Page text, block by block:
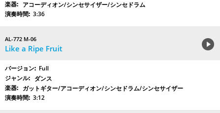
アコーディオン/シンセサイザー/シンセドラム
3:36
AL-772 M-06
Like a Ripe Fruit
Full
ダンス
ガットギター/アコーディオン/シンセドラム/シンセサイザー
3:12